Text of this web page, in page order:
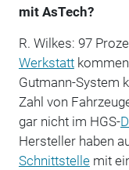
mit AsTech?
R. Wilkes: 97
Werkstatt
Gutmann-System
Zahl von
gar nicht im HGS-
Hersteller haben
Schnittstellemit